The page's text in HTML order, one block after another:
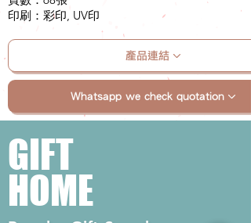
印刷：彩印, UV印
產品連結
Whatsapp we check quotation
GIFT
HOME